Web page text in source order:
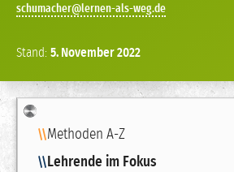
schumacher
Stand: 5. November2022
Navigation
Methoden A-Z
Lehrende im Fokus